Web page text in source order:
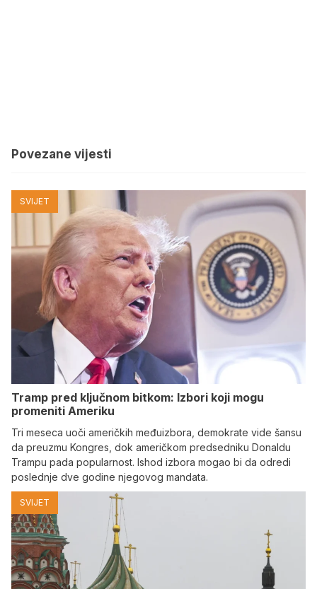
Povezane vijesti
SVIJET
Tramp pred ključnom bitkom: Izbori koji mogu
promeniti Ameriku
Tri meseca uoči američkih međuizbora, demokrate vide šansu
da preuzmu Kongres, dok američkom predsedniku Donaldu
Trampu pada popularnost. Ishod izbora mogao bi da odredi
poslednje dve godine njegovog mandata.
SVIJET